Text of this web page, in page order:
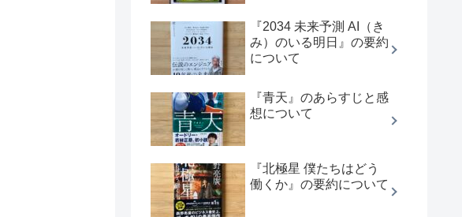
『2034 未来予測 AI（き
み）のいる明日』の要約
について
『青天』のあらすじと感
想について
『北極星 僕たちはどう
働くか』の要約について